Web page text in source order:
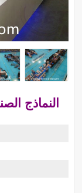
النماذج